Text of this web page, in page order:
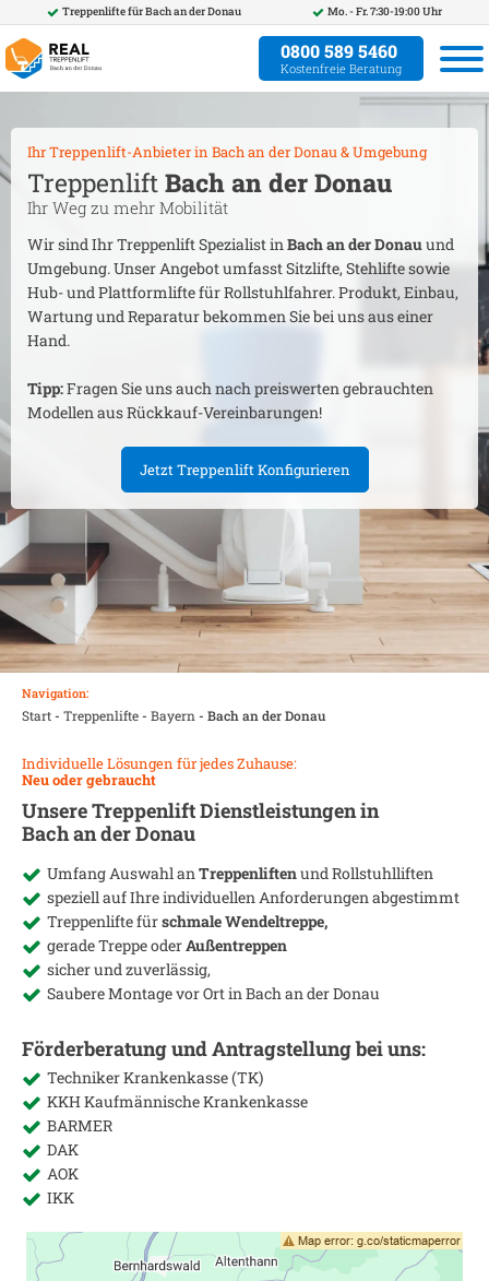
Treppenlifte fürBach an der Donau Mo. - Fr. 7:30-19:00 Uhr
0800 589 5460
Kostenfreie Beratung
Ihr Treppenlift-Anbieter in Bach an der Donau& Umgebung
Treppenlift Bach an der Donau
Ihr Weg zu mehr Mobilität
Wir sind Ihr Treppenlift Spezialist inBach an der Donauund
Umgebung. Unser Angebot umfasst Sitzlifte, Stehlifte sowie
Hub- und Plattformlifte für Rollstuhlfahrer. Produkt, Einbau,
Wartung und Reparatur bekommen Sie bei uns aus einer
Hand.
Tipp:Fragen Sie uns auch nach preiswerten gebrauchten
Modellen aus Rückkauf-Vereinbarungen!
Jetzt Treppenlift Konfigurieren
Navigation:
Start- Treppenlifte- Bayern - Bach an der Donau
Individuelle Lösungen für jedes Zuhause:
Neu oder gebraucht
Unsere Treppenlift Dienstleistungen in
Bach an der Donau
Umfang Auswahl anTreppenliftenund Rollstuhlliften
speziell auf Ihre individuellen Anforderungen abgestimmt
Treppenlifte fürschmale Wendeltreppe,
gerade Treppe oderAußentreppen
sicher und zuverlässig,
Saubere Montage vor Ort inBach an der Donau
Förderberatung und Antragstellung bei uns:
Techniker Krankenkasse (TK)
KKH Kaufmännische Krankenkasse
BARMER
DAK
AOK
IKK